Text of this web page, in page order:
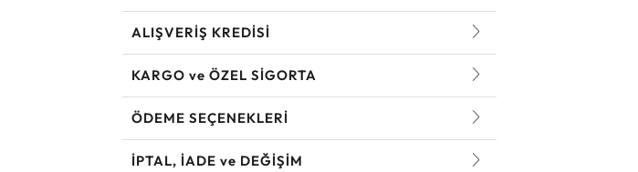
ALIŞVERİŞ KREDİSİ
KARGO ve ÖZEL SİGORTA
ÖDEME SEÇENEKLERİ
İPTAL, İADE ve DEĞİŞİM